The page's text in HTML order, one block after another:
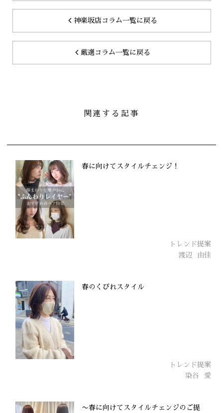
神楽坂店コラム一覧に戻る
厳選コラム一覧に戻る
関連する記事
春に向けてスタイルチェンジ！
トレンド提案
渡辺
由佳
春のくびれスタイル
トレンド提案
染谷
愛
〜春に向けてスタイルチェンジのご提